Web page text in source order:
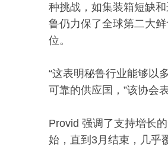
种挑战，如集装箱短缺
鲁仍力保了全球第二大
位。
“这表明秘鲁行业能够以
可靠的供应国，”该协会表
Provid 强调了支持增长
始，直到3月结束，几乎